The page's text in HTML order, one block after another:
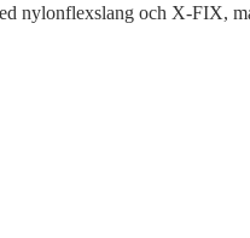
nylonflexslang och X-FIX,